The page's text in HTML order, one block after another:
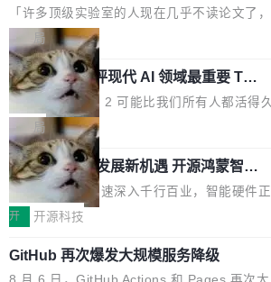
了
「许多顶级实验室的人现在几乎不读论文了，
且他们认为 ICLR/ICML/NeurIPS 充斥着大量
度宣传和欺诈。」 OpenAI 研究员 Keller
n 这条推文引发了广泛讨论。他不是在说风凉
话，他是说出了一个圈内人尽皆知但很少公开
破的事实。 Jordan 随后补充了一句软化声明
「我不认为这些会议上大部分论文都在过度宣
或造假。问题是，作为读者，如果你筛选出那
看起来最令人兴奋的论文，那它们大部分都是
度宣传的。」 这才是真正的痛点。不是所有论
都有问题，是最吸引眼球的那批论文最有问题
他引用的帖子来自 Mathew Shen，一位
026 的读者：「看了篇 ...
局
xAI 前工程师评现代 AI 领域最重要 Top
3 开源项目
Flash Attention 2 可能比我们所有人都活得久
这句话不是来自某个技术博客，而是出自 Hieu
Pham 的一条推文。Hieu Pham 是谁？他是
的早期工程师之一，在 Grok 训练基础设施团
工作过。近日他在 X 上发了一条帖子，列出了
认为现代 AI 领域最重要的三个开源项目。 第
个名字毫无悬念：Flash Attention 2。 Hieu
理由很具体。FA 系列不需要解释，但 FA2 是
认为最重要的一个——复杂度恰到好处，刚好
局
共商智能硬件发展新机遇 开源鸿蒙智能
硬件开发者日杭州站即将举行
随着万物智联加速深入千行百业，智能硬件正
单点设备迈向智能化、网联化、协同化发展。
鸿蒙通过统一技术底座和分布式能力，为不同
型智能设备的开发、连接与互联提供关键支撑
开 开源科技
GitHub 再次爆发大规模服务降级